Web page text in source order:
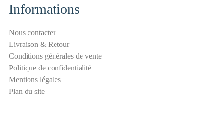
l
n
t
i
-
s
p
Informations
Nous contacter
Livraison & Retour
Conditions générales de vente
Politique de confidentialité
Mentions légales
Plan du site